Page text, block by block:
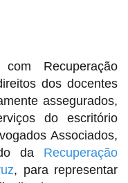
Recuperação
dos docentes
assegurados,
do escritório
Associados,
da Recuperação
, para representar